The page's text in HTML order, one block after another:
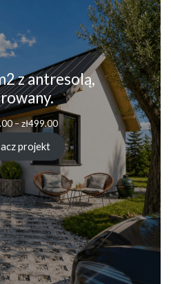
z antresolą,
–zł499.00Zakres
cen:
od
zł249.00
do
zł499.00
projekt